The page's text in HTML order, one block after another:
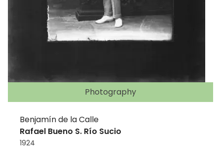
Photography
Benjamín de la Calle
Rafael Bueno S. Río Sucio
1924